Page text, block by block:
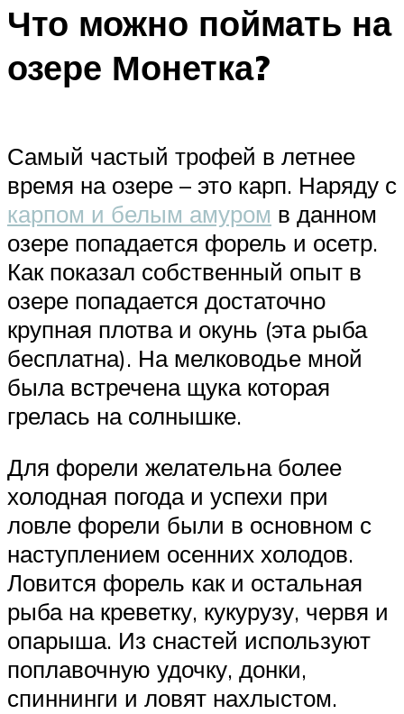
Что можно поймать на
озере Монетка?
Самый частый трофей в летнее
время на озере – это карп. Наряду с
карпом и белым амуром в данном
озере попадается форель и осетр.
Как показал собственный опыт в
озере попадается достаточно
крупная плотва и окунь (эта рыба
бесплатна). На мелководье мной
была встречена щука которая
грелась на солнышке.
Для форели желательна более
холодная погода и успехи при
ловле форели были в основном с
наступлением осенних холодов.
Ловится форель как и остальная
рыба на креветку, кукурузу, червя и
опарыша. Из снастей используют
поплавочную удочку, донки,
спиннинги и ловят нахлыстом.